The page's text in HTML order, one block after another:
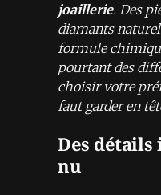
joaillerie. Des
diamants
formule
pourtant des
choisir votre
faut garder en
Des
nu